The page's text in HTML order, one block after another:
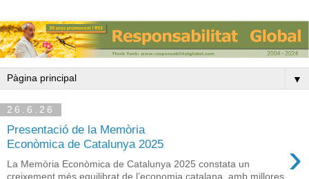
▼
26.6.26
Presentació de la Memòria
Econòmica de Catalunya 2025
›
La Memòria Econòmica de Catalunya 2025 constata un
creixement més equilibrat de l’economia catalana, amb millores